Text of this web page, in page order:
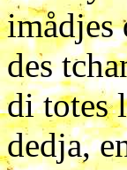
imådjes
des
di totes
dedja,